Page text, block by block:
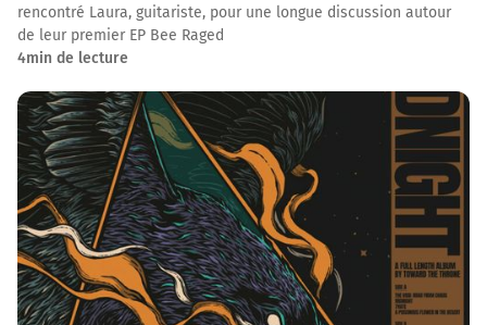
rencontré Laura, guitariste, pour une longue discussion autour
de leur premier EP Bee Raged
4min de lecture